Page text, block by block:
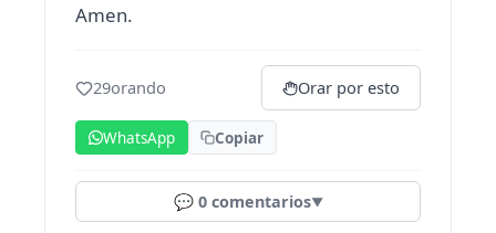
Amen.
29orando Orar por esto
WhatsApp Copiar
💬 0comentarios▼